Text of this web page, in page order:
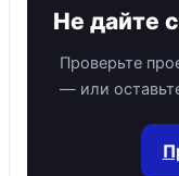
Не дайте
Проверьте
— или